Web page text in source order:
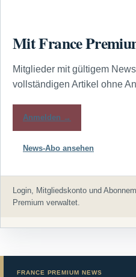
Mit France
Mitglieder mit gültigem
vollständigen Artikel ohne
Anmelden →
News-Abo ansehen
Login, Mitgliedskonto und
Premium verwaltet.
FRANCE PREMIUM NEWS